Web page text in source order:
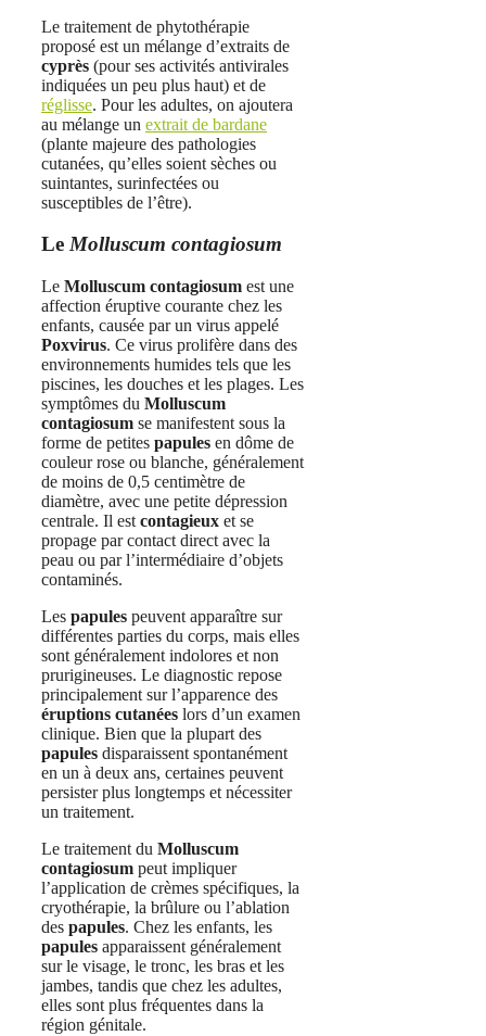
Le traitement de phytothérapie
proposé est un mélange d’extraits de
cyprès (pour ses activités antivirales
indiquées un peu plus haut) et de
réglisse. Pour les adultes, on ajoutera
au mélange un extrait de bardane
(plante majeure des pathologies
cutanées, qu’elles soient sèches ou
suintantes, surinfectées ou
susceptibles de l’être).
LeMolluscum contagiosum
Le Molluscum contagiosum est une
affection éruptive courante chez les
enfants, causée par un virus appelé
Poxvirus. Ce virus prolifère dans des
environnements humides tels que les
piscines, les douches et les plages. Les
symptômes du Molluscum
contagiosum se manifestent sous la
forme de petites papules en dôme de
couleur rose ou blanche, généralement
de moins de 0,5 centimètre de
diamètre, avec une petite dépression
centrale. Il est contagieux et se
propage par contact direct avec la
peau ou par l’intermédiaire d’objets
contaminés.
Les papules peuvent apparaître sur
différentes parties du corps, mais elles
sont généralement indolores et non
prurigineuses. Le diagnostic repose
principalement sur l’apparence des
éruptions cutanées lors d’un examen
clinique. Bien que la plupart des
papules disparaissent spontanément
en un à deux ans, certaines peuvent
persister plus longtemps et nécessiter
un traitement.
Le traitement du Molluscum
contagiosum peut impliquer
l’application de crèmes spécifiques, la
cryothérapie, la brûlure ou l’ablation
des papules. Chez les enfants, les
papules apparaissent généralement
sur le visage, le tronc, les bras et les
jambes, tandis que chez les adultes,
elles sont plus fréquentes dans la
région génitale.